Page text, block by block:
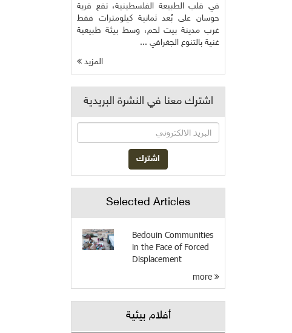
في قلب الطبيعة الفلسطينية، تقع قرية
حوسان على بُعد ثمانية كيلومترات فقط
غرب مدينة بيت لحم، وسط بيئة طبيعية
غنية بالتنوع الجغرافي ...
المزيد
اشترك معنا في النشرة البريدية
Selected Articles
Bedouin Communities
in the Face of Forced
Displacement
أفلام بيئية